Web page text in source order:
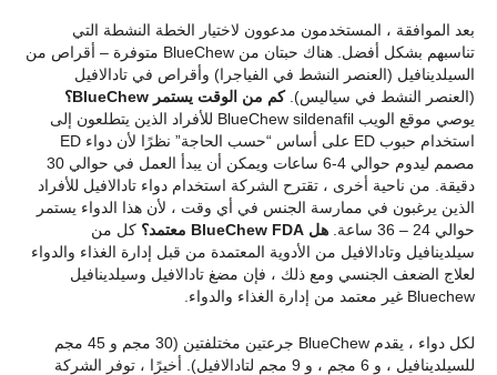
بعد الموافقة ، المستخدمون مدعوون لاختيار الخطة النشطة التي
تناسبهم بشكل أفضل. هناك حبتان من BlueChew متوفرة – أقراص من
السيلدينافيل (العنصر النشط في الفياجرا) وأقراص في تادالافيل
(العنصر النشط في سياليس).كم من الوقت يستمر BlueChew؟
يوصي موقع الويب BlueChew sildenafil للأفراد الذين يتطلعون إلى
استخدام حبوب ED على أساس “حسب الحاجة” نظرًا لأن دواء ED
مصمم ليدوم حوالي 4-6 ساعات ويمكن أن يبدأ العمل في حوالي 30
دقيقة. من ناحية أخرى ، تقترح الشركة استخدام دواء تادالافيل للأفراد
الذين يرغبون في ممارسة الجنس في أي وقت ، لأن هذا الدواء يستمر
حوالي 24 – 36 ساعة.
هل BlueChew FDA معتمد؟
كل من
سيلدينافيل وتادالافيل من الأدوية المعتمدة من قبل إدارة الغذاء والدواء
لعلاج الضعف الجنسي ومع ذلك ، فإن مضغ تادالافيل وسيلدينافيل
Bluechew غير معتمد من إدارة الغذاء والدواء.
لكل دواء ، يقدم BlueChew جرعتين مختلفتين (30 مجم و 45 مجم
للسيلدينافيل ، و 6 مجم ، و 9 مجم لتادالافيل). أخيرًا ، توفر الشركة